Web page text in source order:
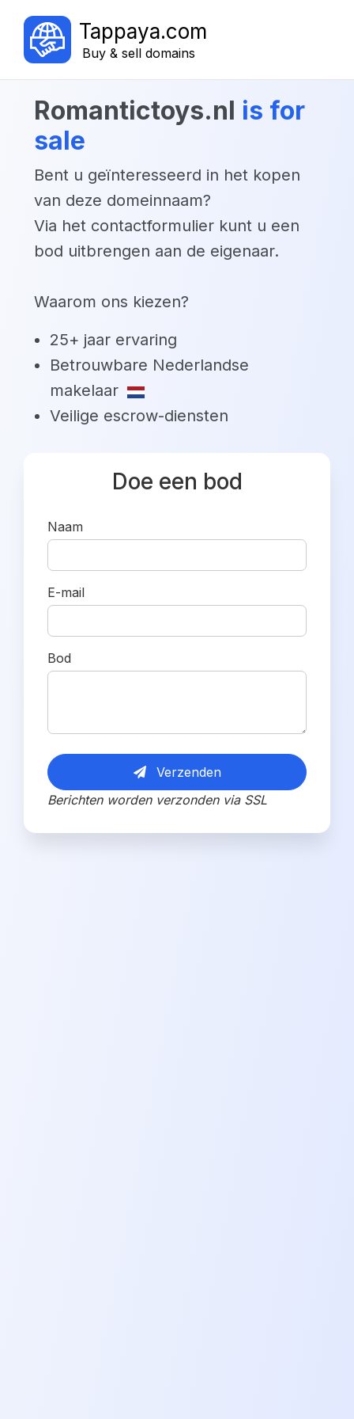
Tappaya.com
Buy & sell domains
romantictoys.nl is for
sale
Bent u geïnteresseerd in het kopen
van deze domeinnaam?
Via het contactformulier kunt u een
bod uitbrengen aan de eigenaar.
Waarom ons kiezen?
25+ jaar ervaring
Betrouwbare Nederlandse
makelaar
Veilige escrow-diensten
Doe een bod
Naam
E-mail
Bod
Verzenden
Berichten worden verzonden via SSL